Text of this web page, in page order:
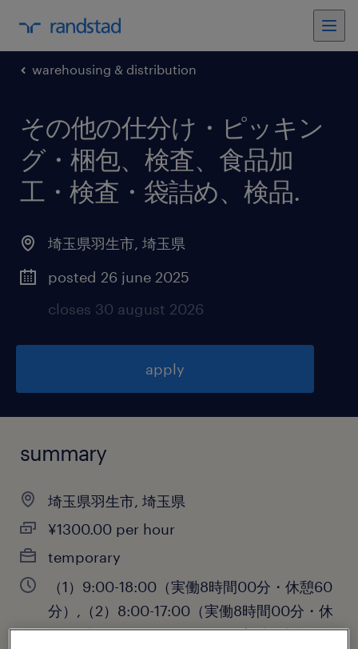
warehousing & distribution
その他の仕分け・ピッキン
グ・梱包、検査、食品加
工・検査・袋詰め、検品.
埼玉県羽生市, 埼玉県
posted 26 june 2025
closes 30 august 2026
apply
summary
埼玉県羽生市, 埼玉県
¥1300.00 per hour
temporary
（1）9:00-18:00（実働8時間00分・休憩60
分）,（2）8:00-17:00（実働8時間00分・休
憩60分）,（3）9:00-16:00（実働6時間00